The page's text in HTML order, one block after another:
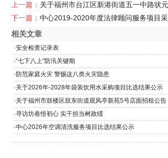
上一篇： 关于福州市台江区新港街道五一中路状
下一篇： 中心2019-2020年度法律顾问服务项目
相关文章
·安全检查记录表
·“七下八上”防汛关键期
·防范家庭火灾 警惕这八类火灾隐患
·关于2026年-2028年袋装饮用水采购项目比选结果公示
·关于福州市鼓楼区鼓东街道观风亭新苑5号店面招租公告
·寻访坊巷悟初心 实干担当树政绩
·中心2026年空调清洗服务项目比选结果公示